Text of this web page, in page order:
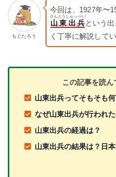
もぐたろう
今回は、1927年〜
山東出兵
さんとうしゅっぺい
という
く丁寧に解説して
この記事を読ん
山東出兵ってそもそも何
なぜ山東出兵が行われた
山東出兵の経過は？
山東出兵の結果は？日